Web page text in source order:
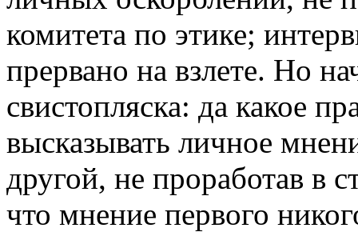
комитета по этике;
прервано на взлете. Но
свистопляска: да какое
высказывать личное
другой, не проработав в
что мнение первого